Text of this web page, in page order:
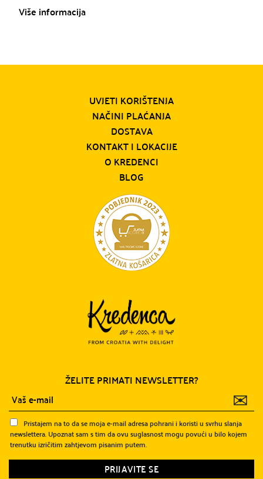
Više informacija
UVJETI KORIŠTENJA
NAČINI PLAĆANJA
DOSTAVA
KONTAKT I LOKACIJE
O KREDENCI
BLOG
ŽELITE PRIMATI NEWSLETTER?
✉
Pristajem na to da se moja e-mail adresa pohrani i koristi u svrhu slanja
newslettera. Upoznat sam s tim da ovu suglasnost mogu povući u bilo kojem
trenutku izričitim zahtjevom pisanim putem.